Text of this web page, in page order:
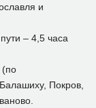
и
– 4,5 часа
(по
Покров,